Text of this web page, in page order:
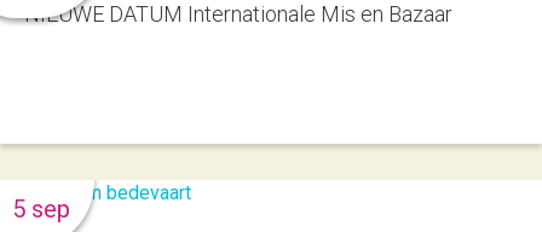
NIEUWE DATUM Internationale Mis en Bazaar
5 sep